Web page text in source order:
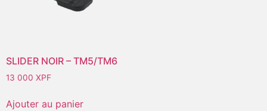
SLIDER NOIR – TM5/TM6
13 000 XPF
Ajouter au panier